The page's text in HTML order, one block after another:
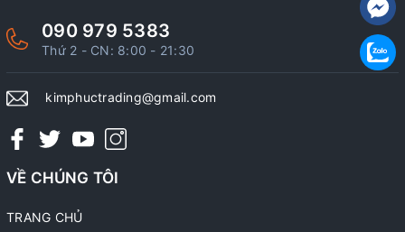
090 979 5383
Thứ 2 - CN: 8:00 - 21:30
kimphuctrading@gmail.com
VỀ CHÚNG TÔI
TRANG CHỦ